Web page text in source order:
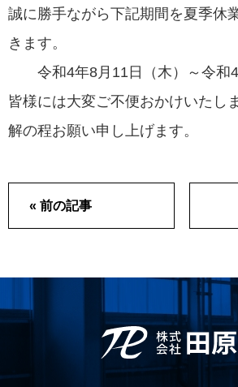
お問い合わせ
誠に勝手ながら下記期間を夏季休
きます。
令和4年8月11日（木）～令和4
皆様には大変ご不便おかけいたし
解の程お願い申し上げます。
« 前の記事